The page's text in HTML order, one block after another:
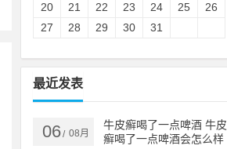
20
21 22 23 24 25
26
27
28 29 30 31
最近发表
06/ 08月
牛皮癣喝了一点啤酒 牛皮
癣喝了一点啤酒会怎么样